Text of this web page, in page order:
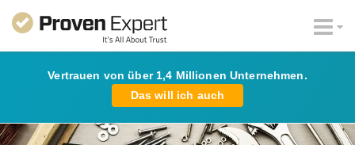
Vertrauen von über 1,4 Millionen Unternehmen.
Das will ich auch